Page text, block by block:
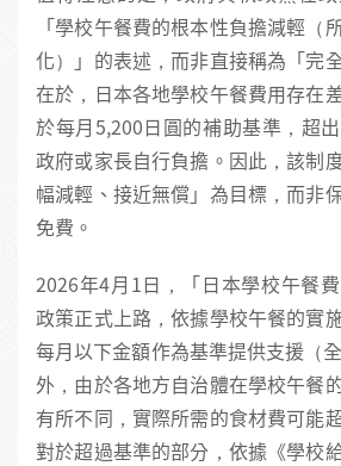
「學校午餐費的根本性負擔減輕（
化）」的表述，而非直接稱為「完
在於，日本各地學校午餐費用存在
於每月5,200日圓的補助基準，超
政府或家長自行負擔。因此，該制
幅減輕、接近無償」為目標，而非
免費。
2026年4月1日，「日本學校午餐費
政策正式上路，依據學校午餐的實
每月以下金額作為基準提供支援（
外，由於各地方自治體在學校午餐
有所不同，實際所需的食材費可能
對於超過基準的部分，依據《學校